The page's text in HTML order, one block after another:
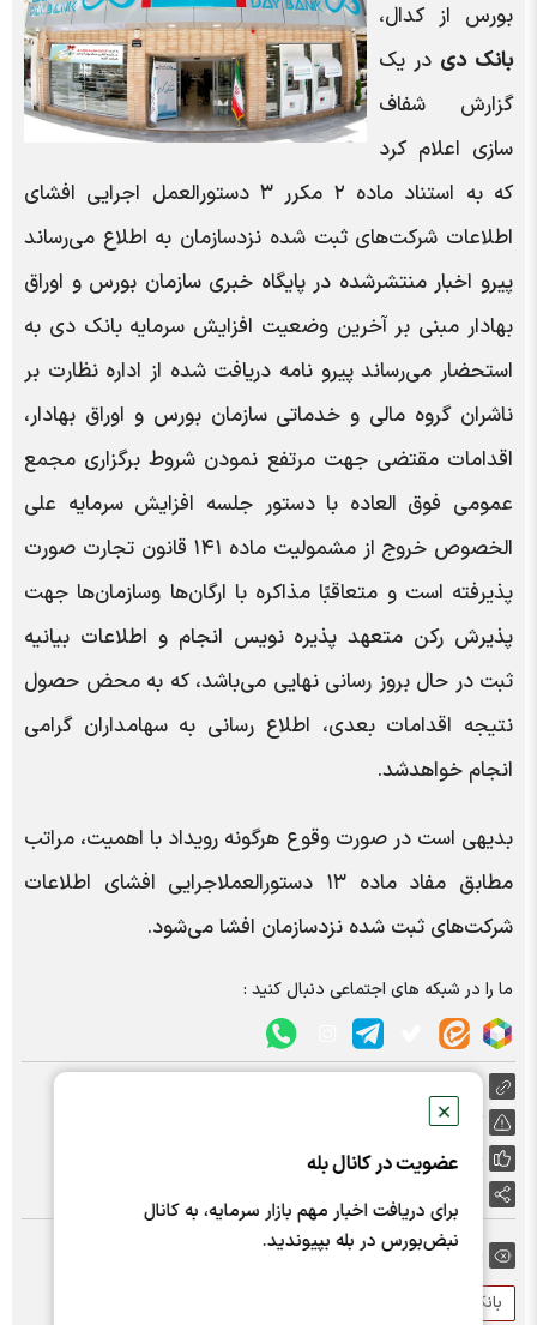
✕
عضویت در کانال بله
برای دریافت اخبار مهم بازار سرمایه، به کانال
نبض‌بورس در بله بپیوندید.
بورس از کدال،
بانک دی در یک
گزارش شفاف
سازی اعلام کرد
که به استناد ماده ۲ مکرر ۳ دستورالعمل اجرایی افشای
اطلاعات شرکت‌های ثبت شده نزدسازمان به اطلاع می‌رساند
پیرو اخبار منتشرشده در پایگاه خبری سازمان بورس و اوراق
بهادار مبنی بر آخرین وضعیت افزایش سرمایه بانک دی به
استحضار می‌رساند پیرو نامه دریافت شده از اداره نظارت بر
ناشران گروه مالی و خدماتی سازمان بورس و اوراق بهادار،
اقدامات مقتضی جهت مرتفع نمودن شروط برگزاری مجمع
عمومی فوق العاده با دستور جلسه افزایش سرمایه علی
الخصوص خروج از مشمولیت ماده ۱۴۱ قانون تجارت صورت
پذیرفته است و متعاقبًا مذاکره با ارگان‌ها وسازمان‌ها جهت
پذیرش رکن متعهد پذیره نویس انجام و اطلاعات بیانیه
ثبت در حال بروز رسانی نهایی می‌باشد، که به محض حصول
نتیجه اقدامات بعدی، اطلاع رسانی به سهامداران گرامی
انجام خواهدشد.
بدیهی است در صورت وقوع هرگونه رویداد با اهمیت، مراتب
مطابق مفاد ماده ۱۳ دستورالعملاجرایی افشای اطلاعات
شرکت‌های ثبت شده نزدسازمان افشا می‌شود.
ما را در شبکه های اجتماعی دنبال کنید :
https://nabzebourse.com/000Jxg
گزارش خطا
پسندها:2
برچسب ها:
بانک دی